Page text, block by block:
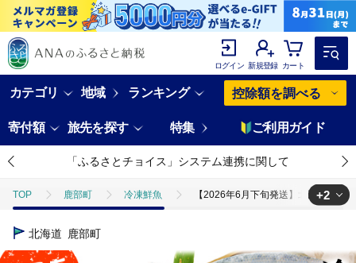
ログイン 新規登録 カート
カテゴリ 地域 ランキング 控除額を調べる
寄付額 旅先を探す 特集 ご利用ガイド
「ふるさとチョイス」システム連携に関して
TOP 鹿部町 冷凍鮮魚 【2026年6月下旬発送】北海道産
TOP
TOP 魚介類 【2026年6月下旬発送】北海道産 冷凍鮮
+2
北海道 鹿部町